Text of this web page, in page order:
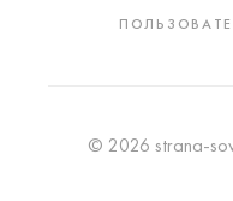
© 2026 strana-